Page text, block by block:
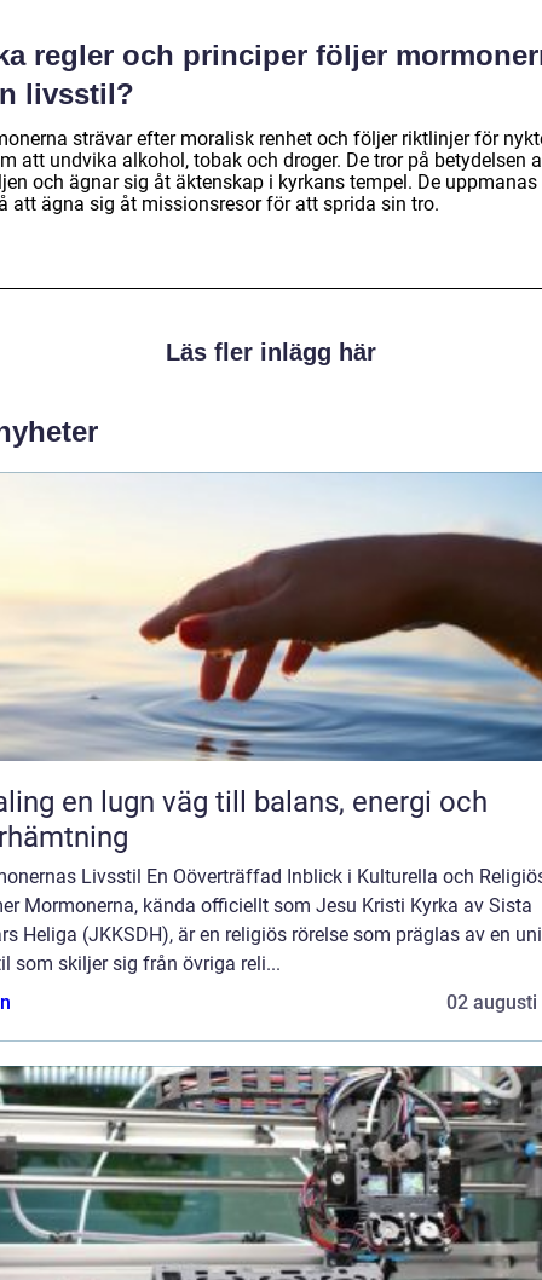
regler och principer följer
livsstil?
strävar efter moralisk renhet och följer riktlinjer för
att undvika alkohol, tobak och droger. De tror på betydelsen
och ägnar sig åt äktenskap i kyrkans tempel. De uppmanas
att ägna sig åt missionsresor för att sprida sin tro.
Läs fler inlägg här
balans, energi och
Livsstil En Oöverträffad Inblick i Kulturella och
Mormonerna, kända officiellt som Jesu Kristi Kyrka av Sista
Heliga (JKKSDH), är en religiös rörelse som präglas av en
som skiljer sig från övriga reli...
02 augusti